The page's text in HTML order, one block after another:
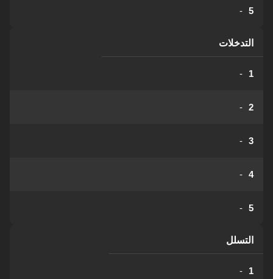
5
-
التدخلات
1
-
2
-
3
-
4
-
5
-
التسلل
1
-